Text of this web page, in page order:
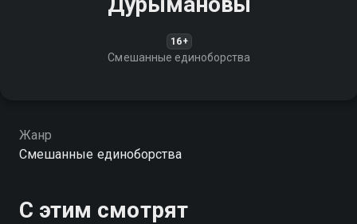
16+
Смешанные единоборства
Жанр
Смешанные единоборства
С этим смотрят